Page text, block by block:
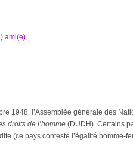
ami(e)
1948, l’Assemblée générale des
droits de l’homme (DUDH). Certains
(ce pays conteste l’égalité homme-